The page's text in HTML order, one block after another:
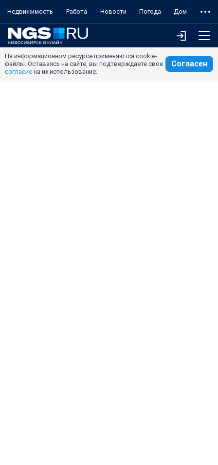
Недвижимость Работа Новости Погода Дом
На информационном ресурсе применяются cookie-
файлы. Оставаясь на сайте, вы подтверждаете свое
согласие на их использование.
Согласен